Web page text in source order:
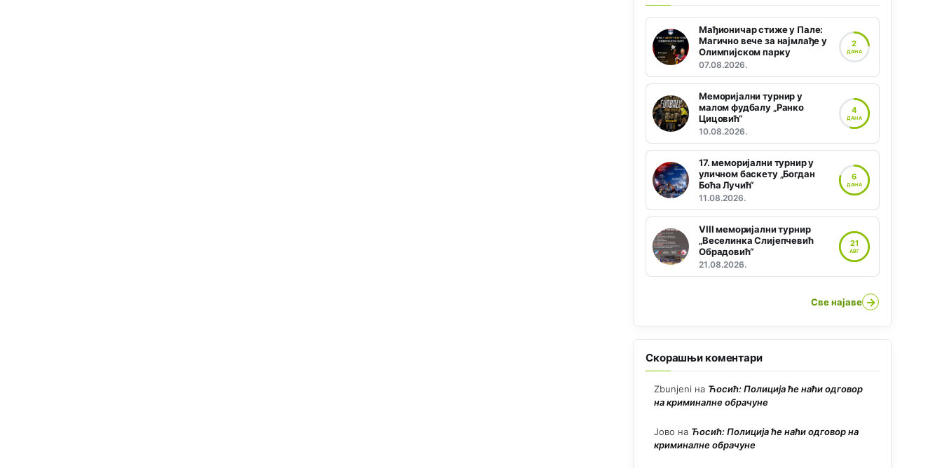
Мађионичар стиже у Пале:
Магично вече за најмлађе у
Олимпијском парку
07.08.2026.
2
ДАНА
Меморијални турнир у
малом фудбалу „Ранко
Цицовић“
10.08.2026.
4
ДАНА
17. меморијални турнир у
уличном баскету „Богдан
Боћа Лучић“
11.08.2026.
6
ДАНА
VIII меморијални турнир
„Веселинка Слијепчевић
Обрадовић“
21.08.2026.
21
АВГ
Све најаве →
Скорашњи коментари
Zbunjeni на Ћосић: Полиција ће наћи одговор
на криминалне обрачуне
Јово на Ћосић: Полиција ће наћи одговор на
криминалне обрачуне